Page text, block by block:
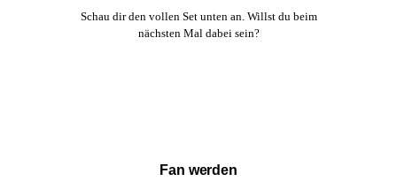
Schau dir den vollen Set unten an. Willst du beim
nächsten Mal dabei sein?
Fan werden